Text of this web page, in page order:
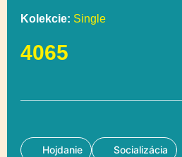
Kolekcie: Single
4065
Hojdanie Socializácia